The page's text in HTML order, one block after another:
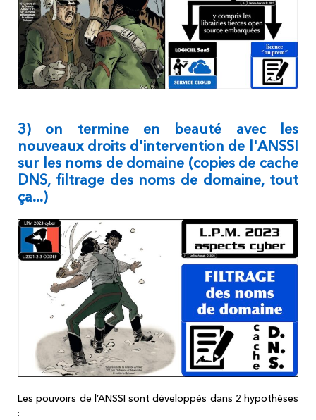
3) on termine en beauté avec les
nouveaux droits d'intervention de l'ANSSI
sur les noms de domaine (copies de cache
DNS, filtrage des noms de domaine, tout
ça...)
Les pouvoirs de l’ANSSI sont développés dans 2 hypothèses
: